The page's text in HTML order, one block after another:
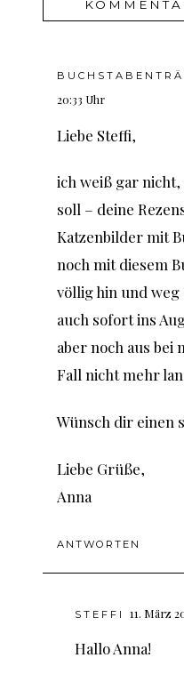
20:33 Uhr
Liebe Steffi,
ich weiß gar
soll – deine
Katzenbilder mit
noch mit diesem
völlig hin und weg
auch sofort ins
aber noch aus bei
Fall nicht mehr
Wünsch dir einen
Liebe Grüße,
Anna
ANTWORTEN
STEFFI 11. März
Hallo Anna!